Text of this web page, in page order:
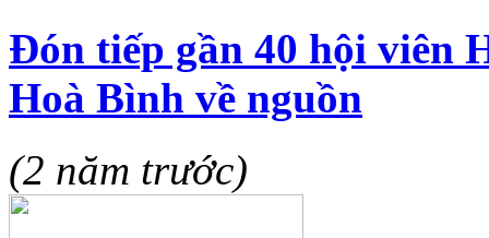
Đón tiếp gần 40 hội viên
Hoà Bình về nguồn
(2 năm trước)